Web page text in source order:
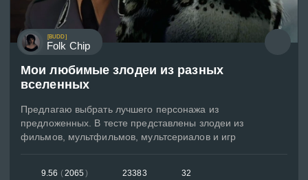
[BUDD]
Folk Chip
Мои любимые злодеи из разных
вселенных
Предлагаю выбрать лучшего персонажа из
предложенных. В тесте представлены злодеи из
фильмов, мультфильмов, мультсериалов и игр
9.56 (2065 ) 23383 32